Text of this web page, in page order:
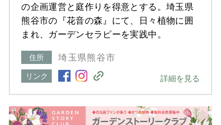
の企画運営と庭作りを得意とする。埼玉県
熊谷市の『花音の森』にて、日々植物に囲
まれ、ガーデンセラピーを実践中。
住所 埼玉県熊谷市
リンク 詳細を見る